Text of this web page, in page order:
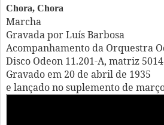
Chora, Chora
Marcha
Gravada por Luís Barbosa
Acompanhamento da Orquestra
Disco Odeon 11.201-A, matriz 5014
Gravado em 20 de abril de 1935
e lançado no suplemento de